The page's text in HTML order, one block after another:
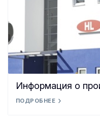
Информация о
ПОДРОБНЕЕ